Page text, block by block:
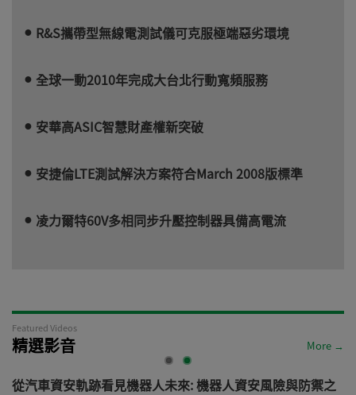
R&S攜帶型無線電測試儀可克服極端惡劣環境
全球一動2010年完成大台北行動寬頻服務
安華高ASIC智慧財產權新突破
安捷倫LTE測試解決方案符合March 2008版標準
凌力爾特60V多相同步升壓控制器具備高電流
Featured Videos
精選影音 More →
從汽車資安軌跡看見機器人未來: 機器人資安風險與防禦之